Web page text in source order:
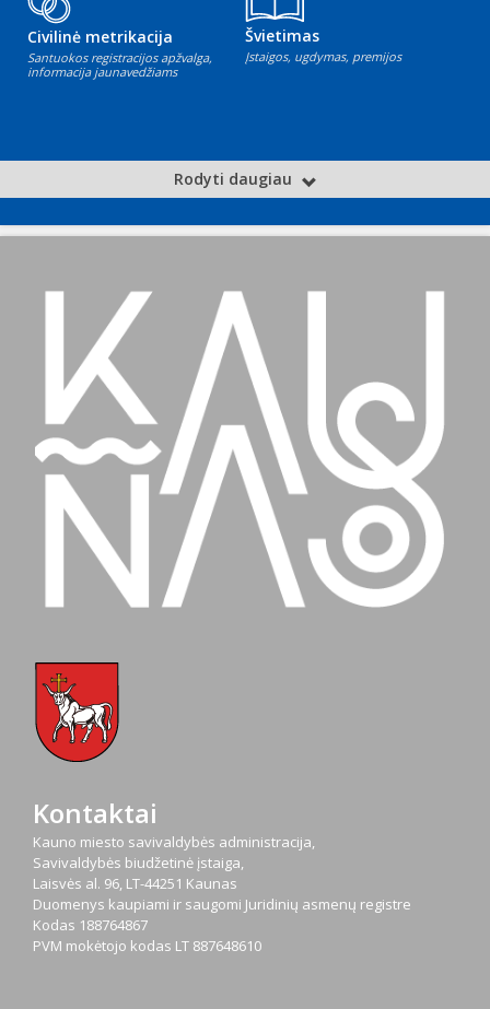
Civilinė metrikacija
Santuokos registracijos apžvalga,
informacija jaunavedžiams
Švietimas
Įstaigos, ugdymas, premijos
Rodyti daugiau
Kontaktai
Kauno miesto savivaldybės administracija,
Savivaldybės biudžetinė įstaiga,
Laisvės al. 96, LT-44251 Kaunas
Duomenys kaupiami ir saugomi Juridinių asmenų registre
Kodas 188764867
PVM mokėtojo kodas LT 887648610